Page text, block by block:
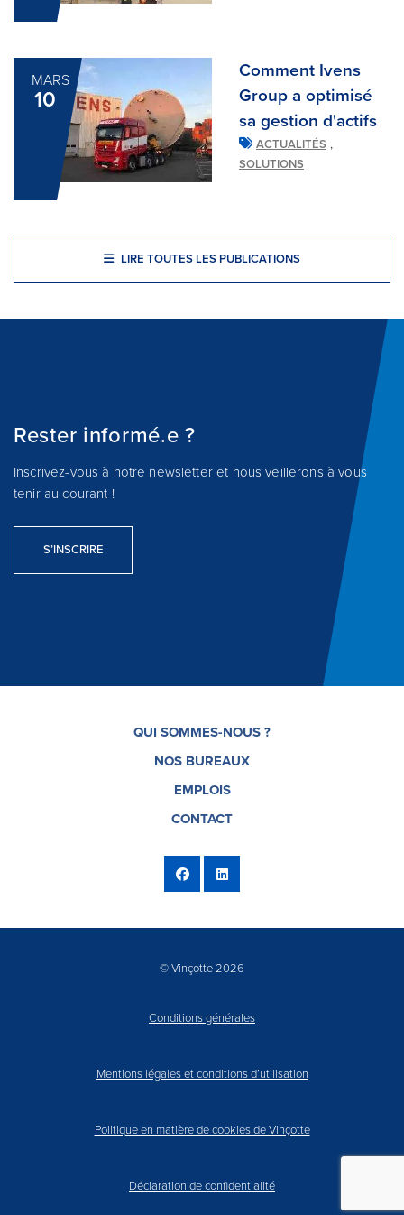
MARS
10
Comment Ivens
Group a optimisé
sa gestion d'actifs
ACTUALITÉS ,
SOLUTIONS
LIRE TOUTES LES PUBLICATIONS
Rester informé.e ?
Inscrivez-vous à notre newsletter et nous veillerons à vous
tenir au courant !
S’INSCRIRE
QUI SOMMES-NOUS ?
NOS BUREAUX
EMPLOIS
CONTACT
© Vinçotte 2026
Conditions générales
Mentions légales et conditions d’utilisation
Politique en matière de cookies de Vinçotte
Déclaration de confidentialité